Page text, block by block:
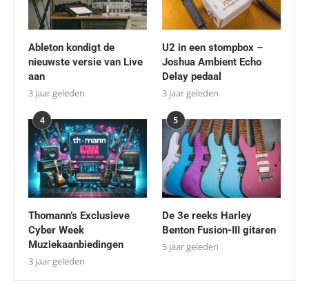
Ableton kondigt de
nieuwste versie van Live
aan
3 jaar geleden
U2 in een stompbox –
Joshua Ambient Echo
Delay pedaal
3 jaar geleden
4
Thomann’s Exclusieve
Cyber Week
Muziekaanbiedingen
3 jaar geleden
5
De 3e reeks Harley
Benton Fusion-III gitaren
5 jaar geleden